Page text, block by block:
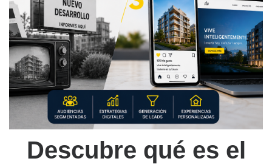
Descubre qué es el